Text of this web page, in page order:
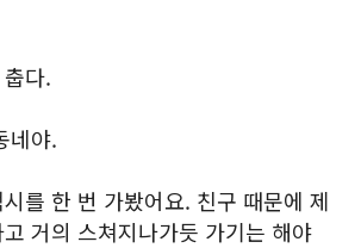
다.
네야.
를 한 번 가봤어요. 친구 때문에 제
거의 스쳐지나가듯 가기는 해야